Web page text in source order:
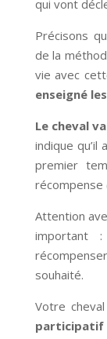
qui vont
Précisons
de la
vie avec
enseigné
Le cheval
indique qu’il
premier
récompense
Attention
important
souhaité.
Votre
participatif